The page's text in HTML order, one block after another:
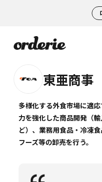
東亜商事
多様化する外食市場に適
力を強化した商品開発（
ど）、業務用食品・冷凍
フーズ等の卸売を行う。